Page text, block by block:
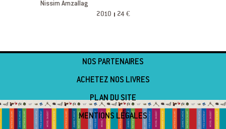
Nissim Amzallag
2010 24 €
NOS PARTENAIRES
ACHETEZ NOS LIVRES
PLAN DU SITE
MENTIONS LÉGALES